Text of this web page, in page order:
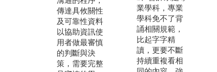
傳達具攸關性
及可靠性資料
以協助資訊使
用者做最審慎
的判斷與決
策，需要完整
把不同特質的
學生分配在同
一小組中學
習，教師經由
各種途徑鼓勵
小組成員間彼
業學科，專業
學科免不了背
誦相關規範，
比起字字精
讀，更要不斷
持續重複看相